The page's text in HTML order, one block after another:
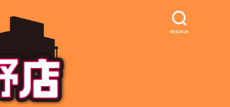
SEARCH